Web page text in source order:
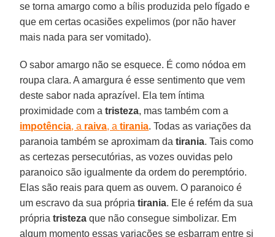
se torna amargo como a bílis produzida pelo fígado e
que em certas ocasiões expelimos (por não haver
mais nada para ser vomitado).
O sabor amargo não se esquece. É como nódoa em
roupa clara. A amargura é esse sentimento que vem
deste sabor nada aprazível. Ela tem íntima
proximidade com atristeza, mas também com a
impotência, a raiva, atirania. Todas as variações da
paranoia também se aproximam datirania. Tais como
as certezas persecutórias, as vozes ouvidas pelo
paranoico são igualmente da ordem do peremptório.
Elas são reais para quem as ouvem. O paranoico é
um escravo da sua própriatirania. Ele é refém da sua
própriatristeza que não consegue simbolizar. Em
algum momento essas variações se esbarram entre si